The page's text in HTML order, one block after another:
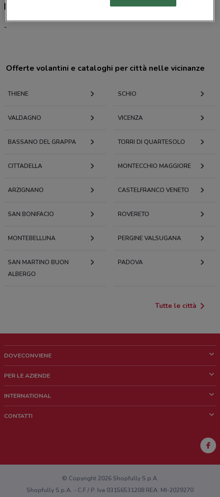
Eolo, offerte e negozi
-
Offerte volantini e cataloghi per città nelle vicinanze
THIENE SCHIO
VALDAGNO VICENZA
BASSANO DEL GRAPPA TORRI DI QUARTESOLO
CITTADELLA MONTECCHIO MAGGIORE
ARZIGNANO CASTELFRANCO VENETO
SAN BONIFACIO ROVERETO
MONTEBELLUNA PERGINE VALSUGANA
SAN MARTINO BUON
ALBERGO
PADOVA
Tutte le città
DOVECONVIENE
Chi siamo
Lavora con noi
PER LE AZIENDE
Richieste commerciali e marketing
INTERNATIONAL
CONTATTI
Hai un malfunzionamento sul web o sull'app?
© Copyright 2026 Shopfully S.p.A.
Shopfully S.p.A. - C.F / P. Iva 03156531208 REA: MI-2029270